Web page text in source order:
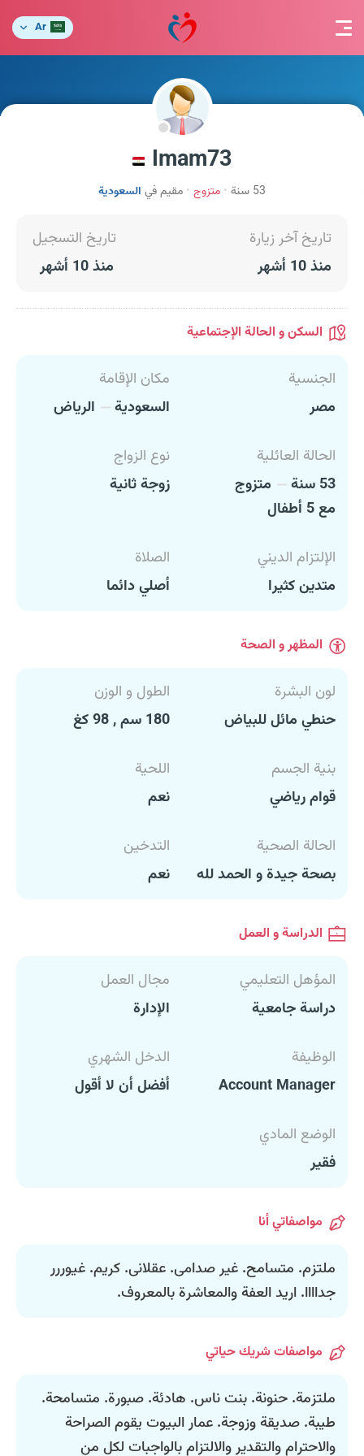
Ar
Imam73
53 سنة متزوج مقيم في السعودية
تاريخ آخر زيارة
منذ 10 أشهر
تاريخ التسجيل
منذ 10 أشهر
السكن و الحالة الإجتماعية
الجنسية
مصر
مكان الإقامة
السعودية
الرياض
الحالة العائلية
53 سنة
متزوج
مع 5 أطفال
نوع الزواج
زوجة ثانية
الإلتزام الديني
متدين كثيرا
الصلاة
أصلي دائما
المظهر و الصحة
لون البشرة
حنطي مائل للبياض
الطول و الوزن
180 سم , 98 كغ
بنية الجسم
قوام رياضي
اللحية
نعم
الحالة الصحية
بصحة جيدة و الحمد لله
التدخين
نعم
الدراسة و العمل
المؤهل التعليمي
دراسة جامعية
مجال العمل
الإدارة
الوظيفة
Account Manager
الدخل الشهري
أفضل أن لا أقول
الوضع المادي
فقير
مواصفاتي أنا
ملتزم. متسامح. غير صدامى. عقلانى. كريم. غيوررر
جداااا. اريد العفة والمعاشرة بالمعروف.
مواصفات شريك حياتي
ملتزمة. حنونة. بنت ناس. هادئة. صبورة. متسامحة.
طيبة. صديقة وزوجة. عمار البيوت يقوم الصراحة
والاحترام والتقدير والالتزام بالواجبات لكل من